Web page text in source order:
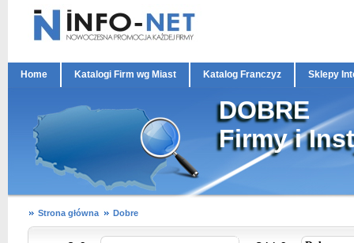
Home Katalogi Firm wg Miast Katalog Franczyz Sklepy
DOBRE
Firmy i
Strona główna Dobre